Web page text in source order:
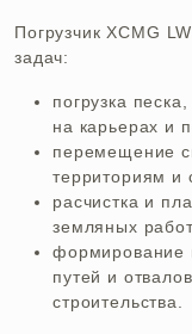
Погрузчик XCMG
задач:
погрузка
на карьерах и
перемещение
территориям и
расчистка и
земляных
формирование
путей и
строительства.